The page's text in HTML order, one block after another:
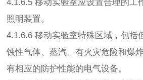
4.1.6.5 移动实验室应设置合理的工
照明装置。
4.1.6.6 移动实验室特殊区域，包括
蚀性气体、蒸汽、有火灾危险和爆
有相应的防护性能的电气设备。